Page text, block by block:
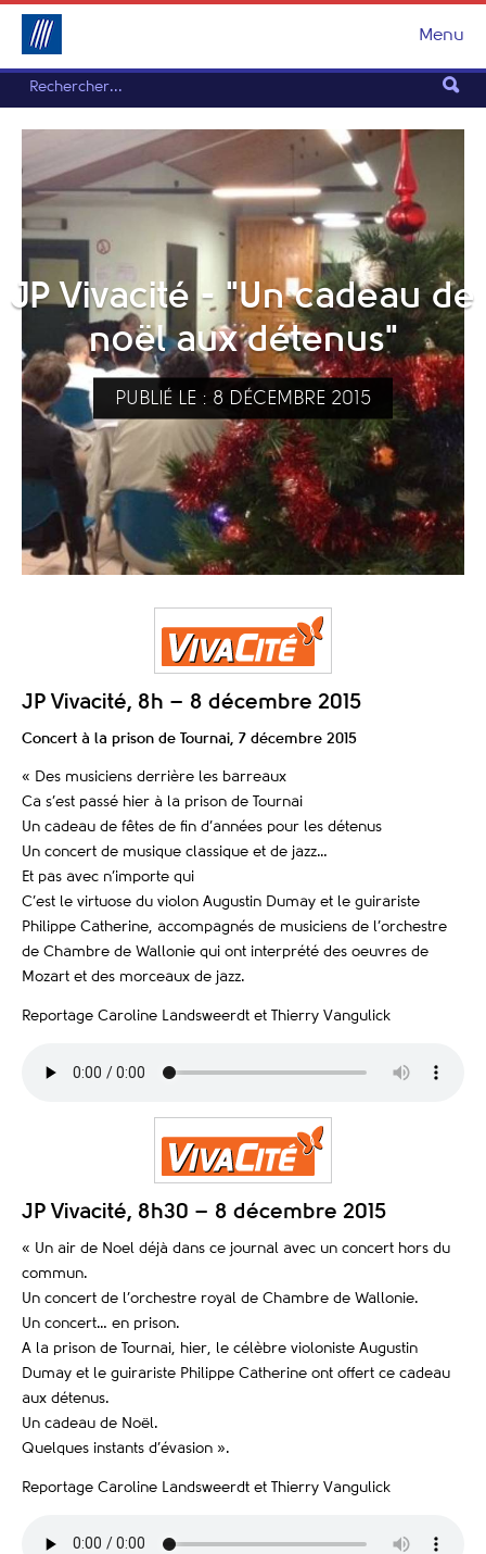
Menu
JP Vivacité - "Un cadeau de
noël aux détenus"
PUBLIÉ LE : 8 DÉCEMBRE 2015
JP Vivacité, 8h – 8 décembre 2015
Concert à la prison de Tournai, 7 décembre 2015
« Des musiciens derrière les barreaux
Ca s’est passé hier à la prison de Tournai
Un cadeau de fêtes de fin d’années pour les détenus
Un concert de musique classique et de jazz…
Et pas avec n’importe qui
C’est le virtuose du violon Augustin Dumay et le guirariste
Philippe Catherine, accompagnés de musiciens de l’orchestre
de Chambre de Wallonie qui ont interprété des oeuvres de
Mozart et des morceaux de jazz.
Reportage Caroline Landsweerdt et Thierry Vangulick
JP Vivacité, 8h30 – 8 décembre 2015
« Un air de Noel déjà dans ce journal avec un concert hors du
commun.
Un concert de l’orchestre royal de Chambre de Wallonie.
Un concert… en prison.
A la prison de Tournai, hier, le célèbre violoniste Augustin
Dumay et le guirariste Philippe Catherine ont offert ce cadeau
aux détenus.
Un cadeau de Noël.
Quelques instants d’évasion ».
Reportage Caroline Landsweerdt et Thierry Vangulick